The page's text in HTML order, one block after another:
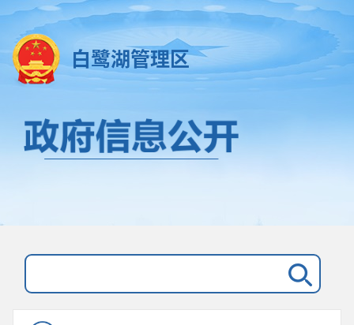
白鹭湖管理区